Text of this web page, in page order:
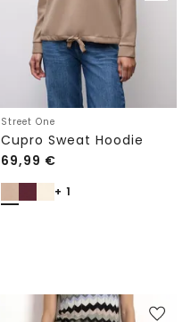
Street One
Cupro Sweat Hoodie
69,99 €
+ 1